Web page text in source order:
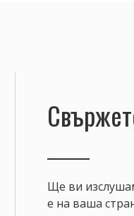
Ще ви
е на ваша